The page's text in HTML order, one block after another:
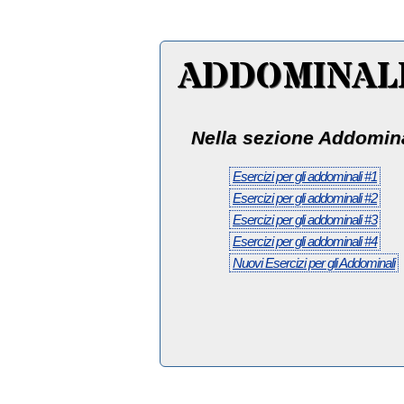
Nella sezione
Esercizi per gli addominali #1
Esercizi per gli addominali #2
Esercizi per gli addominali #3
Esercizi per gli addominali #4
Nuovi Esercizi per gli Addominali